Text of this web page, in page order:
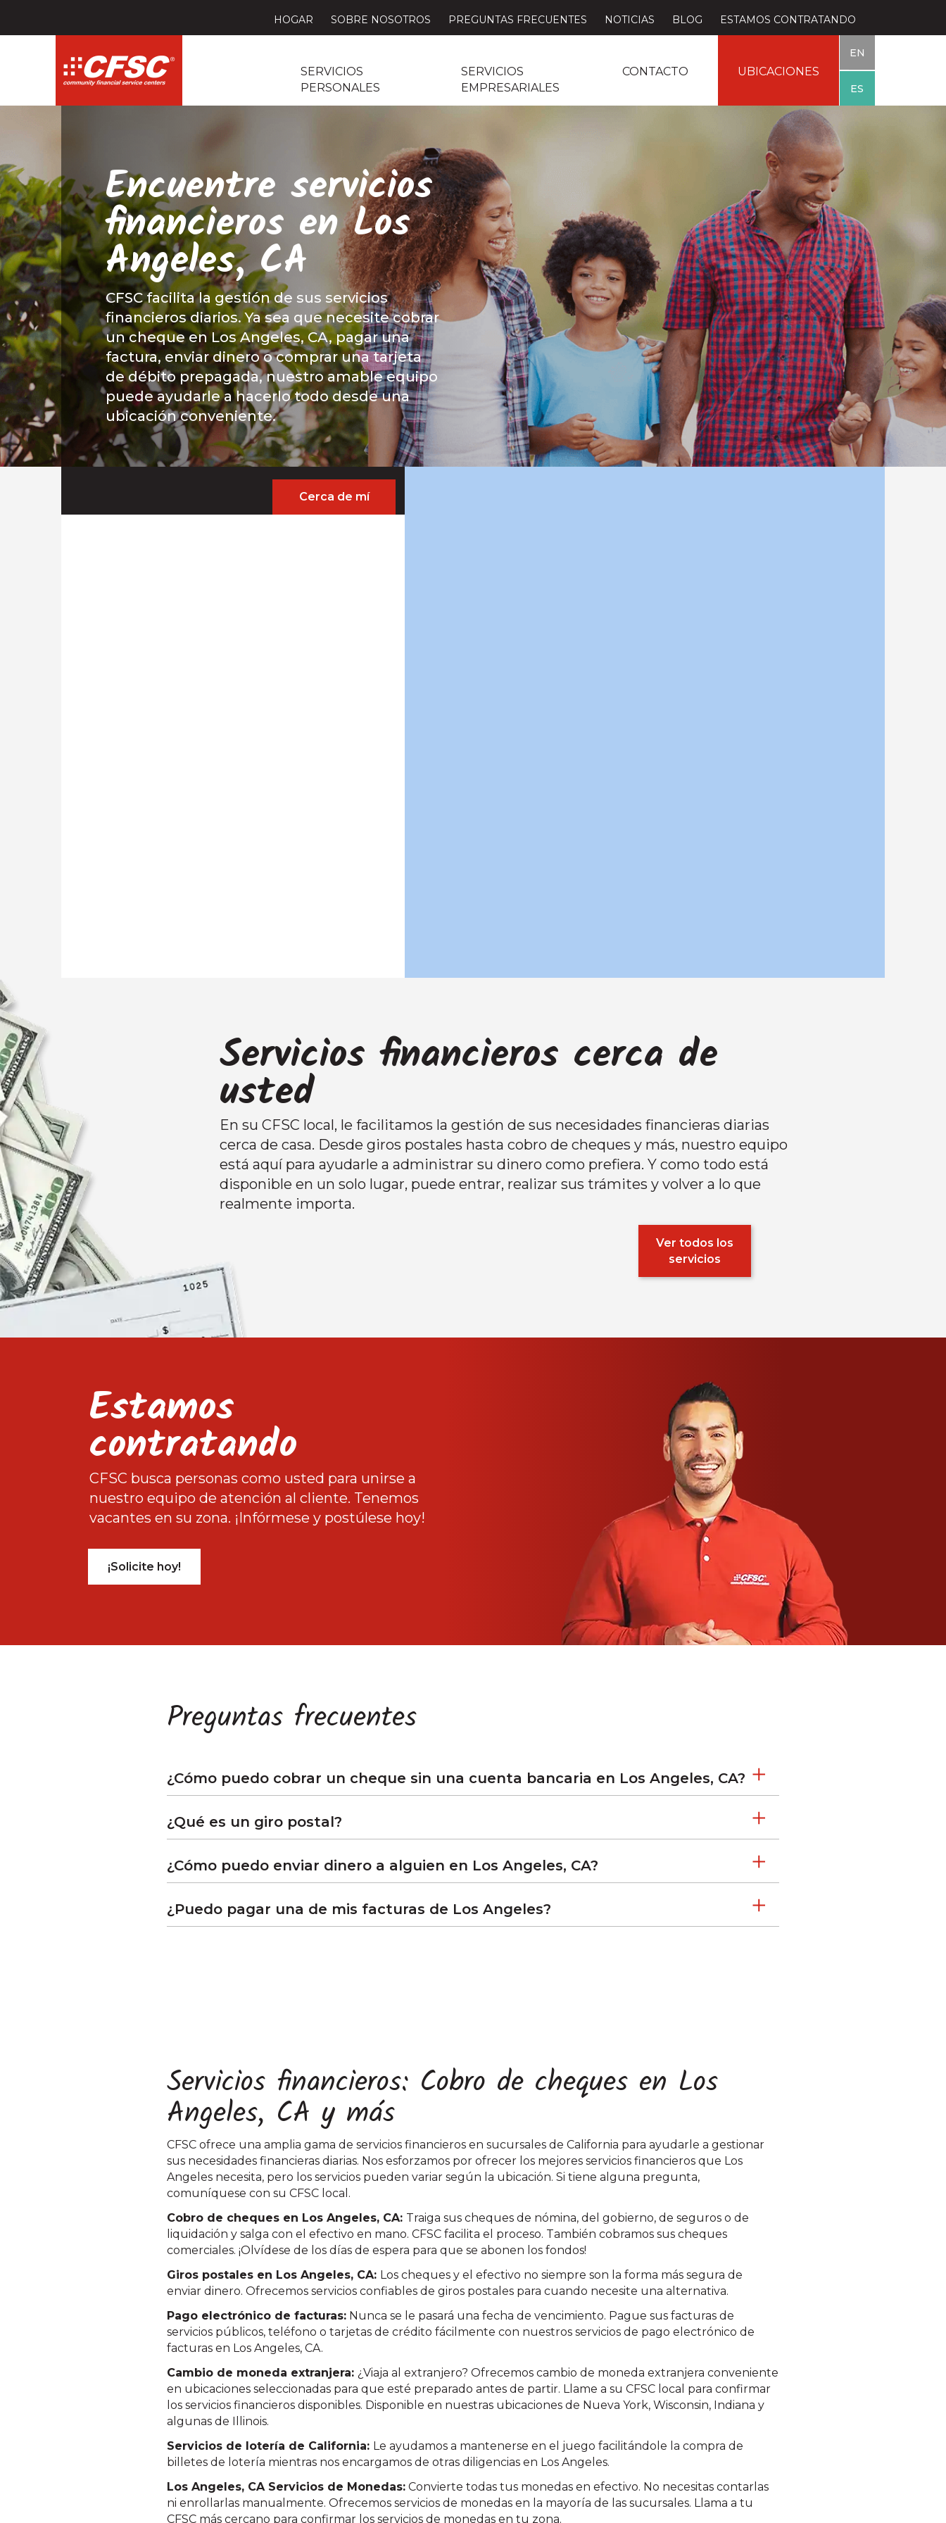
HOGAR SOBRE NOSOTROS PREGUNTAS FRECUENTES NOTICIAS BLOG ESTAMOS CONTRATANDO
SERVICIOS
PERSONALES
SERVICIOS
EMPRESARIALES
CONTACTO UBICACIONES
EN
ES
Encuentre servicios
financieros en Los
Angeles, CA
CFSC facilita la gestión de sus servicios
financieros diarios. Ya sea que necesite cobrar
un cheque en Los Angeles, CA, pagar una
factura, enviar dinero o comprar una tarjeta
de débito prepagada, nuestro amable equipo
puede ayudarle a hacerlo todo desde una
ubicación conveniente.
Cerca de mí
Servicios financieros cerca de
usted
En su CFSC local, le facilitamos la gestión de sus necesidades financieras diarias
cerca de casa. Desde giros postales hasta cobro de cheques y más, nuestro equipo
está aquí para ayudarle a administrar su dinero como prefiera. Y como todo está
disponible en un solo lugar, puede entrar, realizar sus trámites y volver a lo que
realmente importa.
Ver todos los
servicios
Estamos
contratando
CFSC busca personas como usted para unirse a
nuestro equipo de atención al cliente. Tenemos
vacantes en su zona. ¡Infórmese y postúlese hoy!
¡Solicite hoy!
Preguntas frecuentes
¿Cómo puedo cobrar un cheque sin una cuenta bancaria en Los Angeles, CA?
¿Qué es un giro postal?
¿Cómo puedo enviar dinero a alguien en Los Angeles, CA?
¿Puedo pagar una de mis facturas de Los Angeles?
Servicios financieros: Cobro de cheques en Los
Angeles, CA y más
CFSC ofrece una amplia gama de servicios financieros en sucursales de California para ayudarle a gestionar
sus necesidades financieras diarias. Nos esforzamos por ofrecer los mejores servicios financieros que Los
Angeles necesita, pero los servicios pueden variar según la ubicación. Si tiene alguna pregunta,
comuníquese con su CFSC local.
Cobro de cheques en Los Angeles, CA: Traiga sus cheques de nómina, del gobierno, de seguros o de
liquidación y salga con el efectivo en mano. CFSC facilita el proceso. También cobramos sus cheques
comerciales. ¡Olvídese de los días de espera para que se abonen los fondos!
Giros postales en Los Angeles, CA: Los cheques y el efectivo no siempre son la forma más segura de
enviar dinero. Ofrecemos servicios confiables de giros postales para cuando necesite una alternativa.
Pago electrónico de facturas: Nunca se le pasará una fecha de vencimiento. Pague sus facturas de
servicios públicos, teléfono o tarjetas de crédito fácilmente con nuestros servicios de pago electrónico de
facturas en Los Angeles, CA.
Cambio de moneda extranjera: ¿Viaja al extranjero? Ofrecemos cambio de moneda extranjera conveniente
en ubicaciones seleccionadas para que esté preparado antes de partir. Llame a su CFSC local para confirmar
los servicios financieros disponibles. Disponible en nuestras ubicaciones de Nueva York, Wisconsin, Indiana y
algunas de Illinois.
Servicios de lotería de California: Le ayudamos a mantenerse en el juego facilitándole la compra de
billetes de lotería mientras nos encargamos de otras diligencias en Los Angeles.
Los Angeles, CA Servicios de Monedas: Convierte todas tus monedas en efectivo. No necesitas contarlas
ni enrollarlas manualmente. Ofrecemos servicios de monedas en la mayoría de las sucursales. Llama a tu
CFSC más cercano para confirmar los servicios de monedas en tu zona.